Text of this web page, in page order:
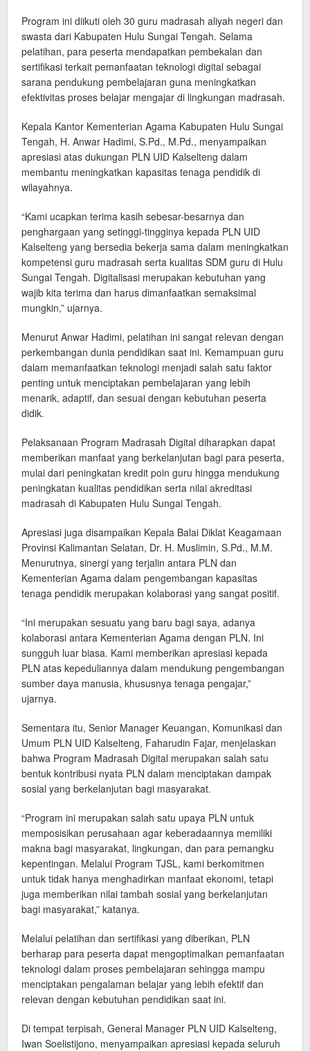
Program ini diikuti oleh 30 guru madrasah aliyah negeri dan
swasta dari Kabupaten Hulu Sungai Tengah. Selama
pelatihan, para peserta mendapatkan pembekalan dan
sertifikasi terkait pemanfaatan teknologi digital sebagai
sarana pendukung pembelajaran guna meningkatkan
efektivitas proses belajar mengajar di lingkungan madrasah.
Kepala Kantor Kementerian Agama Kabupaten Hulu Sungai
Tengah, H. Anwar Hadimi, S.Pd., M.Pd., menyampaikan
apresiasi atas dukungan PLN UID Kalselteng dalam
membantu meningkatkan kapasitas tenaga pendidik di
wilayahnya.
“Kami ucapkan terima kasih sebesar-besarnya dan
penghargaan yang setinggi-tingginya kepada PLN UID
Kalselteng yang bersedia bekerja sama dalam meningkatkan
kompetensi guru madrasah serta kualitas SDM guru di Hulu
Sungai Tengah. Digitalisasi merupakan kebutuhan yang
wajib kita terima dan harus dimanfaatkan semaksimal
mungkin,” ujarnya.
Menurut Anwar Hadimi, pelatihan ini sangat relevan dengan
perkembangan dunia pendidikan saat ini. Kemampuan guru
dalam memanfaatkan teknologi menjadi salah satu faktor
penting untuk menciptakan pembelajaran yang lebih
menarik, adaptif, dan sesuai dengan kebutuhan peserta
didik.
Pelaksanaan Program Madrasah Digital diharapkan dapat
memberikan manfaat yang berkelanjutan bagi para peserta,
mulai dari peningkatan kredit poin guru hingga mendukung
peningkatan kualitas pendidikan serta nilai akreditasi
madrasah di Kabupaten Hulu Sungai Tengah.
Apresiasi juga disampaikan Kepala Balai Diklat Keagamaan
Provinsi Kalimantan Selatan, Dr. H. Muslimin, S.Pd., M.M.
Menurutnya, sinergi yang terjalin antara PLN dan
Kementerian Agama dalam pengembangan kapasitas
tenaga pendidik merupakan kolaborasi yang sangat positif.
“Ini merupakan sesuatu yang baru bagi saya, adanya
kolaborasi antara Kementerian Agama dengan PLN. Ini
sungguh luar biasa. Kami memberikan apresiasi kepada
PLN atas kepeduliannya dalam mendukung pengembangan
sumber daya manusia, khususnya tenaga pengajar,”
ujarnya.
Sementara itu, Senior Manager Keuangan, Komunikasi dan
Umum PLN UID Kalselteng, Faharudin Fajar, menjelaskan
bahwa Program Madrasah Digital merupakan salah satu
bentuk kontribusi nyata PLN dalam menciptakan dampak
sosial yang berkelanjutan bagi masyarakat.
“Program ini merupakan salah satu upaya PLN untuk
memposisikan perusahaan agar keberadaannya memiliki
makna bagi masyarakat, lingkungan, dan para pemangku
kepentingan. Melalui Program TJSL, kami berkomitmen
untuk tidak hanya menghadirkan manfaat ekonomi, tetapi
juga memberikan nilai tambah sosial yang berkelanjutan
bagi masyarakat,” katanya.
Melalui pelatihan dan sertifikasi yang diberikan, PLN
berharap para peserta dapat mengoptimalkan pemanfaatan
teknologi dalam proses pembelajaran sehingga mampu
menciptakan pengalaman belajar yang lebih efektif dan
relevan dengan kebutuhan pendidikan saat ini.
Di tempat terpisah, General Manager PLN UID Kalselteng,
Iwan Soelistijono, menyampaikan apresiasi kepada seluruh